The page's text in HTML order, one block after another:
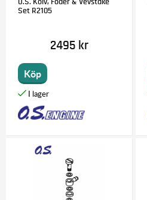
Set R2105
2495 kr
Köp